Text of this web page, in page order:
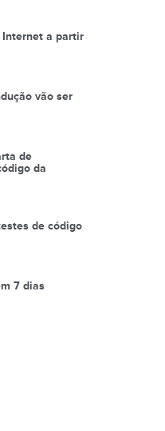
Internet a partir
vão ser
de
da
de código
7 dias